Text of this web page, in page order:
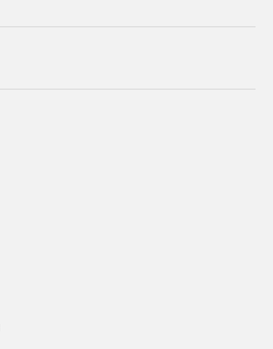
файлов.
содержимое сервера и
for File Servers
сервера, включая память,
каждого типа.